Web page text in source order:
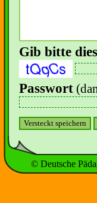
Gib bitte
Passwort
© Deutsche